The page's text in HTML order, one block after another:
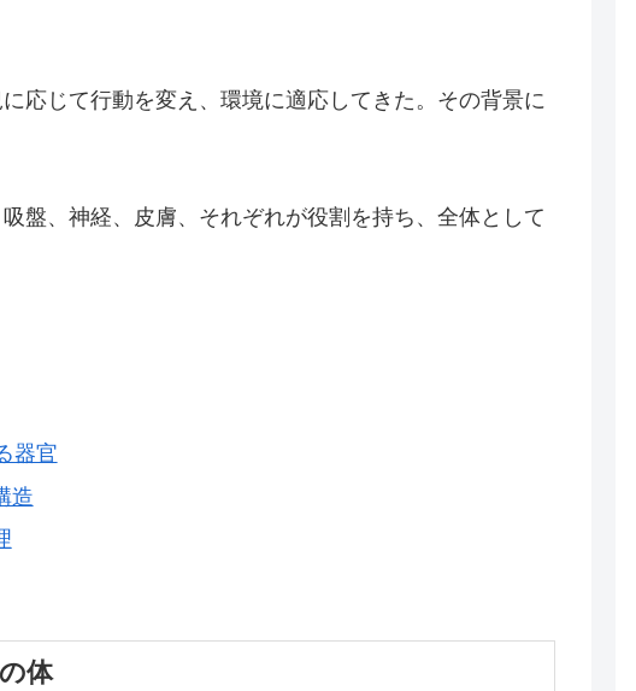
応じて行動を変え、環境に適応してきた。その背景に
盤、神経、皮膚、それぞれが役割を持ち、全体として
器官
造
体